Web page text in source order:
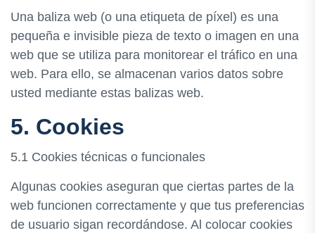
Una baliza web (o una etiqueta de píxel) es una
pequeña e invisible pieza de texto o imagen en una
web que se utiliza para monitorear el tráfico en una
web. Para ello, se almacenan varios datos sobre
usted mediante estas balizas web.
5. Cookies
5.1 Cookies técnicas o funcionales
Algunas cookies aseguran que ciertas partes de la
web funcionen correctamente y que tus preferencias
de usuario sigan recordándose. Al colocar cookies